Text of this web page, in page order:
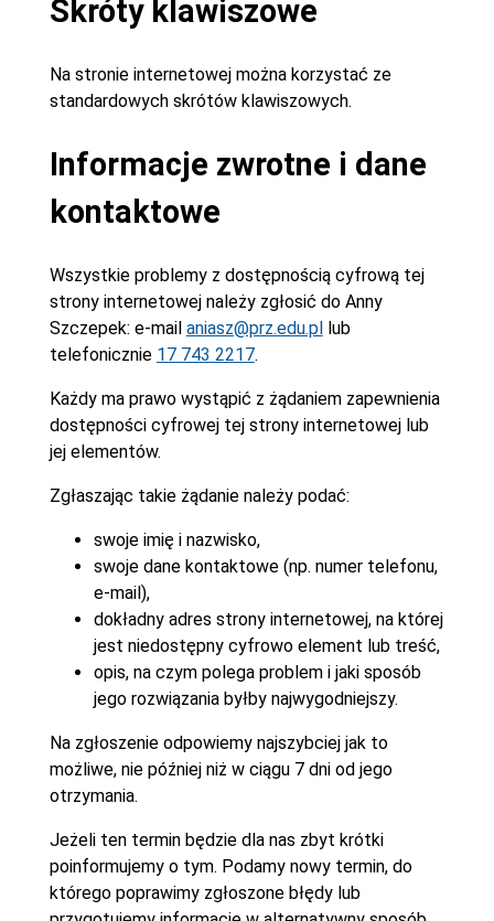
Skróty klawiszowe
Na stronie internetowej można korzystać ze
standardowych skrótów klawiszowych.
Informacje zwrotne i dane
kontaktowe
Wszystkie problemy z dostępnością cyfrową tej
strony internetowej należy zgłosić do Anny
Szczepek: e-mail aniasz@prz.edu.pllub
telefonicznie 17 743 2217.
Każdy ma prawo wystąpić z żądaniem zapewnienia
dostępności cyfrowej tej strony internetowej lub
jej elementów.
Zgłaszając takie żądanie należy podać:
swoje imię i nazwisko,
swoje dane kontaktowe (np. numer telefonu,
e-mail),
dokładny adres strony internetowej, na której
jest niedostępny cyfrowo element lub treść,
opis, na czym polega problem i jaki sposób
jego rozwiązania byłby najwygodniejszy.
Na zgłoszenie odpowiemy najszybciej jak to
możliwe, nie później niż w ciągu 7 dni od jego
otrzymania.
Jeżeli ten termin będzie dla nas zbyt krótki
poinformujemy o tym. Podamy nowy termin, do
którego poprawimy zgłoszone błędy lub